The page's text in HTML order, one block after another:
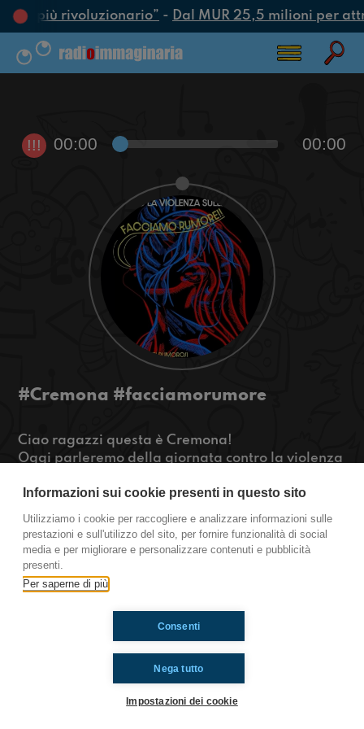
più rivoluzionario”- Dal MUR 25,5 milioni per
!!! 00:00 00:00
#Cremona #facciamorumore
Ciao ragazzi questa è Cremona!
Oggi parleremo della giornata contro la violenza
con opinioni, consigli ed esperienze. Per saperne
di più premete play!
https://www.radioimmaginaria.it
Cremona
Ti è piaciuto? Condividilo!
Informazioni sui cookie presenti in questo sito
Utilizziamo i cookie per raccogliere e analizzare informazioni sulle
prestazioni e sull'utilizzo del sito, per fornire funzionalità di social
media e per migliorare e personalizzare contenuti e pubblicità
presenti.
Per saperne di più
Nega tutto
Consenti
Impostazioni dei cookie